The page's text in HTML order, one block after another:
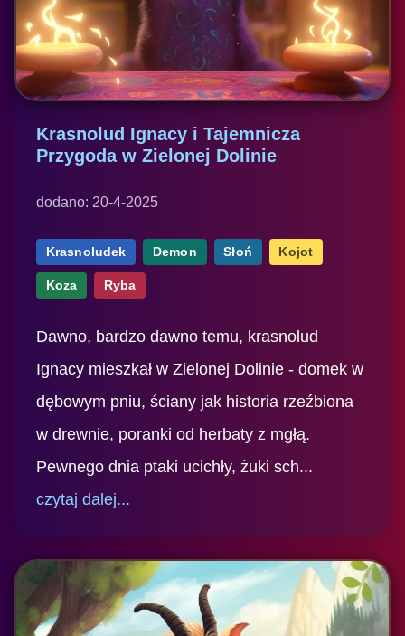
Krasnolud Ignacy i Tajemnicza
Przygoda w Zielonej Dolinie
dodano: 20-4-2025
Krasnoludek Demon Słoń Kojot
Koza Ryba
Dawno, bardzo dawno temu, krasnolud
Ignacy mieszkał w Zielonej Dolinie - domek w
dębowym pniu, ściany jak historia rzeźbiona
w drewnie, poranki od herbaty z mgłą.
Pewnego dnia ptaki ucichły, żuki sch...
czytaj dalej...